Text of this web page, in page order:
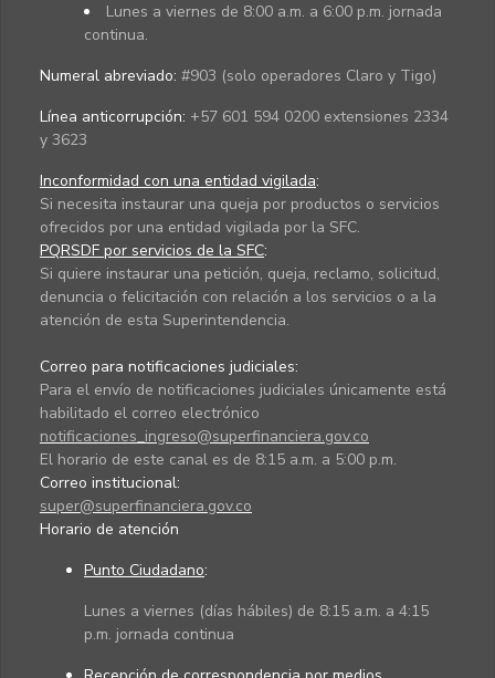
Lunes a viernes de 8:00 a.m. a 6:00 p.m. jornada
continua.
Numeral abreviado: #903 (solo operadores Claro y Tigo)
Línea anticorrupción: +57 601 594 0200 extensiones 2334
y 3623
Inconformidad con una entidad vigilada:
Si necesita instaurar una queja por productos o servicios
ofrecidos por una entidad vigilada por la SFC.
PQRSDF por servicios de la SFC:
Si quiere instaurar una petición, queja, reclamo, solicitud,
denuncia o felicitación con relación a los servicios o a la
atención de esta Superintendencia.
Correo para notificaciones judiciales:
Para el envío de notificaciones judiciales únicamente está
habilitado el correo electrónico
notificaciones_ingreso@superfinanciera.gov.co
El horario de este canal es de 8:15 a.m. a 5:00 p.m.
Correo institucional:
super@superfinanciera.gov.co
Horario de atención
Punto Ciudadano:
Lunes a viernes (días hábiles) de 8:15 a.m. a 4:15
p.m. jornada continua